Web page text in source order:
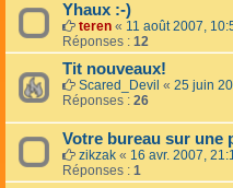
Yhaux :-)
teren « 11 août 2007,
Réponses : 12
Tit nouveaux!
Scared_Devil « 25 juin
Réponses : 26
Votre bureau sur une
zikzak « 16 avr. 2007,
Réponses : 1